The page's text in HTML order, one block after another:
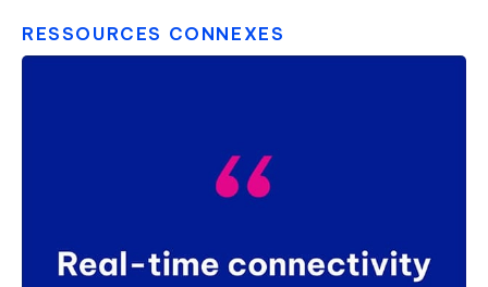
RESSOURCES CONNEXES